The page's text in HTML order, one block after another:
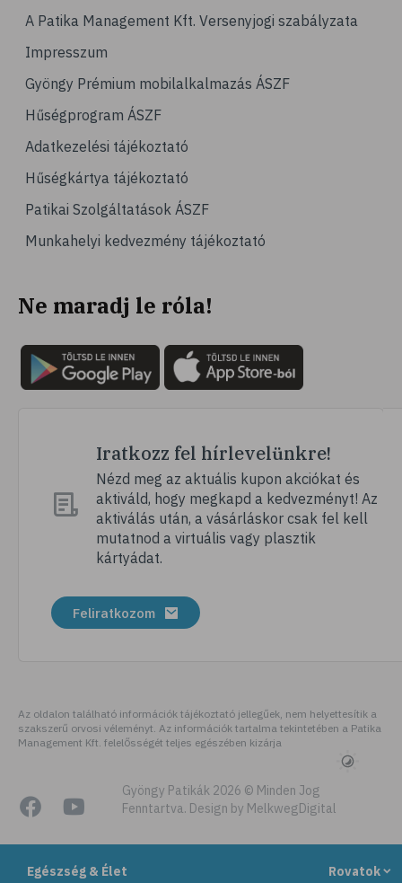
Egészség & Élet Rovatok
A Patika Management Kft. Versenyjogi szabályzata
Impresszum
Gyöngy Prémium mobilalkalmazás ÁSZF
Hűségprogram ÁSZF
Adatkezelési tájékoztató
Hűségkártya tájékoztató
Patikai Szolgáltatások ÁSZF
Munkahelyi kedvezmény tájékoztató
Ne maradj le róla!
Iratkozz fel hírlevelünkre!
Nézd meg az aktuális kupon akciókat és
aktiváld, hogy megkapd a kedvezményt! Az
aktiválás után, a vásárláskor csak fel kell
mutatnod a virtuális vagy plasztik
kártyádat.
Feliratkozom
Az oldalon található információk tájékoztató jellegűek, nem helyettesítik a
szakszerű orvosi véleményt. Az információk tartalma tekintetében a Patika
Management Kft. felelősségét teljes egészében kizárja
Gyöngy Patikák 2026 © Minden Jog
Fenntartva. Design by MelkwegDigital